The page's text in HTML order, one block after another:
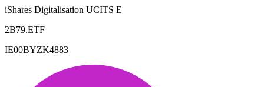
iShares Digitalisation UCITS E
2B79.ETF
IE00BYZK4883